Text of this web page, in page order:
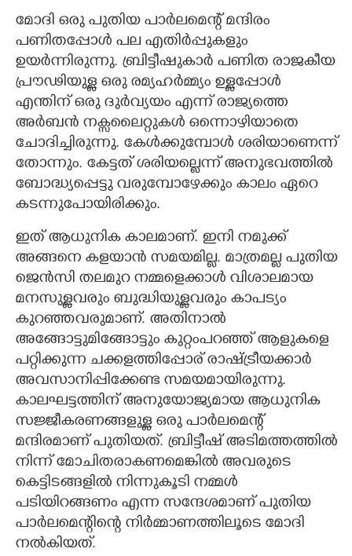
മോദി ഒരു പുതിയ പാർലമെന്റ് മന്ദിരം
പണിതപ്പോൾ പല എതിർപ്പുകളും
ഉയർന്നിരുന്നു. ബ്രിട്ടീഷുകാർ പണിത രാജകീയ
പ്രൗഢിയുള്ള ഒരു രമ്യഹർമ്മ്യം ഉള്ളപ്പോൾ
എന്തിന് ഒരു ദുർവ്യയം എന്ന് രാജ്യത്തെ
അർബൻ നക്സലൈറ്റുകൾ ഒന്നൊഴിയാതെ
ചോദിച്ചിരുന്നു. കേൾക്കുമ്പോൾ ശരിയാണെന്ന്
തോന്നും. കേട്ടത് ശരിയല്ലെന്ന് അനുഭവത്തിൽ
ബോദ്ധ്യപ്പെട്ടു വരുമ്പോഴേക്കും കാലം ഏറെ
കടന്നുപോയിരിക്കും.
ഇത് ആധുനിക കാലമാണ്. ഇനി നമുക്ക്
അങ്ങനെ കളയാൻ സമയമില്ല. മാത്രമല്ല പുതിയ
ജെൻസി തലമുറ നമ്മളെക്കാൾ വിശാലമായ
മനസുള്ളവരും ബുദ്ധിയുള്ളവരും കാപട്യം
കുറഞ്ഞവരുമാണ്. അതിനാൽ
അങ്ങോട്ടുമിങ്ങോട്ടും കുറ്റംപറഞ്ഞ് ആളുകളെ
പറ്റിക്കുന്ന ചക്കളത്തിപ്പോര് രാഷ്ട്രീയക്കാർ
അവസാനിപ്പിക്കേണ്ട സമയമായിരുന്നു.
കാലഘട്ടത്തിന് അനുയോജ്യമായ ആധുനിക
സജ്ജീകരണങ്ങളുള്ള ഒരു പാർലമെന്റ്
മന്ദിരമാണ് പുതിയത്. ബ്രിട്ടീഷ് അടിമത്തത്തിൽ
നിന്ന് മോചിതരാകണമെങ്കിൽ അവരുടെ
കെട്ടിടങ്ങളിൽ നിന്നുകൂടി നമ്മൾ
പടിയിറങ്ങണം എന്ന സന്ദേശമാണ് പുതിയ
പാർലമെന്റിന്റെ നിർമ്മാണത്തിലൂടെ മോദി
നൽകിയത്.